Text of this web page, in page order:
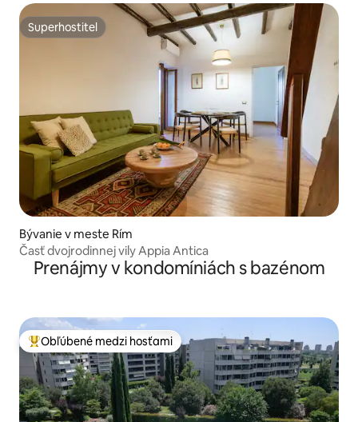
Superhostiteľ
Superhostiteľ
Bývanie v meste Rím
Časť dvojrodinnej vily Appia Antica
Prenájmy v kondomíniách s bazénom
Najobľúbenejšie medzi hosťami
Obľúbené medzi hosťami